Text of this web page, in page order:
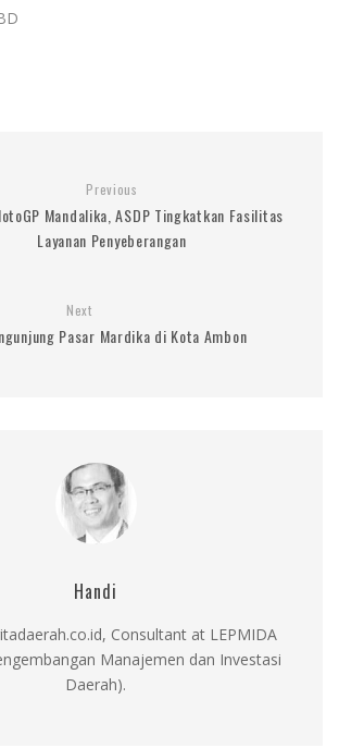
Previous
Mandalika, ASDP Tingkatkan Fasilitas
Layanan Penyeberangan
Next
Pasar Mardika di Kota Ambon
Handi
Consultant at LEPMIDA
Manajemen dan Investasi
Daerah).